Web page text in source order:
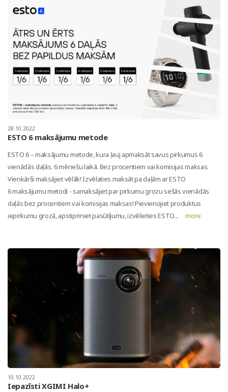
28.10.2022
ESTO 6 maksājumu metode
ESTO 6 – maksājumu metode, kura ļauj apmaksāt savus pirkumus 6
vienādās daļās. 6 mēnešu laikā. Bez procentiem vai komisijas maksas.
Vienkārši maksājiet vēlāk! Izvēlaties maksāt pa daļām ar ESTO
6 maksājumu metodi - samaksājiet par pirkumu grozu sešās vienādās
daļās bez procentiem vai komisijas maksas! Pievienojiet produktus
iepirkumu grozā, apstipriniet pasūtījumu, izvēlieties ESTO...
more
10.10.2022
Iepazīsti XGIMI Halo+